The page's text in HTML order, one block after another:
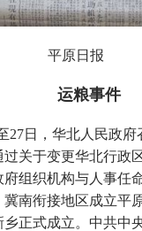
平原日报
运粮事件
27日，华北人民政
关于变更华北行政
组织机构与人事任
南衔接地区成立平
乡正式成立。中共中